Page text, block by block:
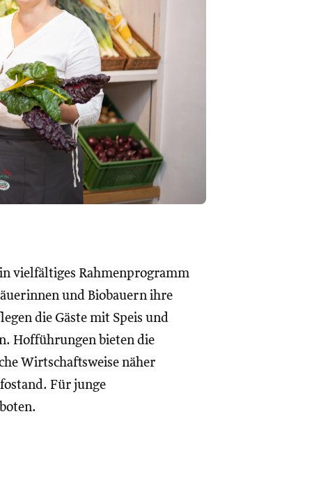
vielfältiges Rahmenprogramm
und Biobauern ihre
die Gäste mit Speis und
Hofführungen bieten die
Wirtschaftsweise näher
Für junge